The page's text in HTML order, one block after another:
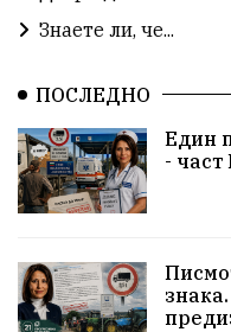
Станислав Дечев
несправедливост
екология
Хасково добри дела
здравословен живот
Знаете ли, че...
ПОСЛЕДНО
Един
- част